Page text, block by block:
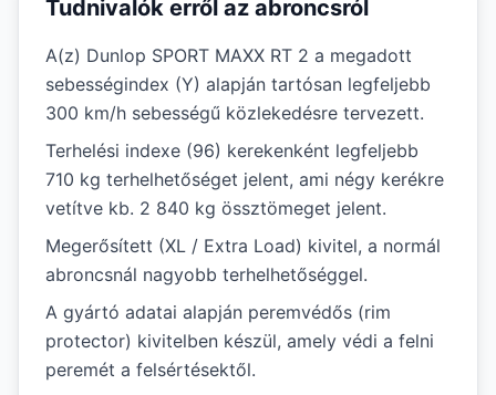
Tudnivalók erről az abroncsról
A(z) Dunlop SPORT MAXX RT 2 a megadott
sebességindex (Y) alapján tartósan legfeljebb
300 km/h sebességű közlekedésre tervezett.
Terhelési indexe (96) kerekenként legfeljebb
710 kg terhelhetőséget jelent, ami négy kerékre
vetítve kb. 2 840 kg össztömeget jelent.
Megerősített (XL / Extra Load) kivitel, a normál
abroncsnál nagyobb terhelhetőséggel.
A gyártó adatai alapján peremvédős (rim
protector) kivitelben készül, amely védi a felni
peremét a felsértésektől.